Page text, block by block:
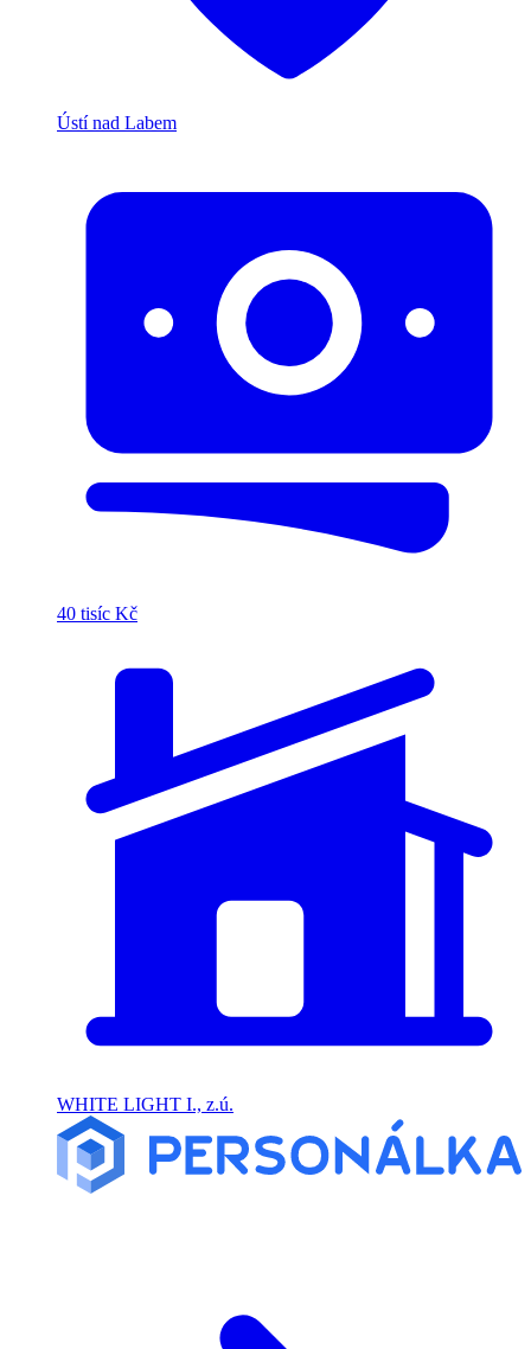
Ústí nad Labem
40 tisíc Kč
WHITE LIGHT I., z.ú.